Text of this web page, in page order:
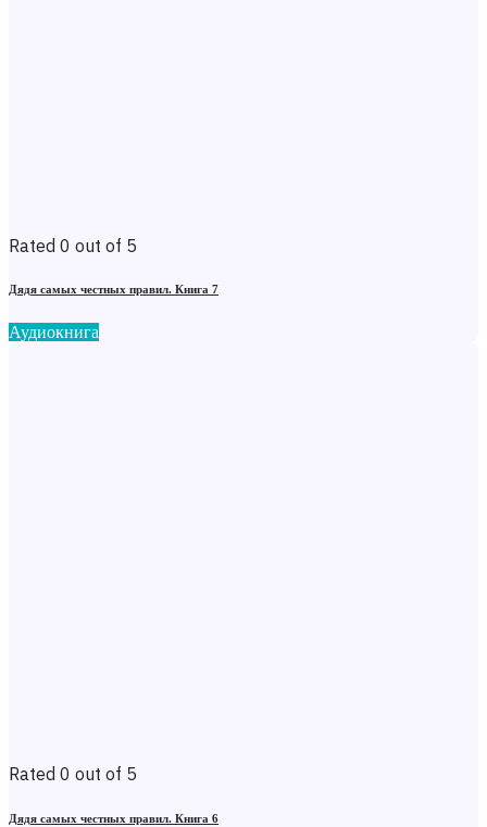
Rated 0 out of 5
Дядя самых честных правил. Книга 7
Аудиокнига
Rated 0 out of 5
Дядя самых честных правил. Книга 6